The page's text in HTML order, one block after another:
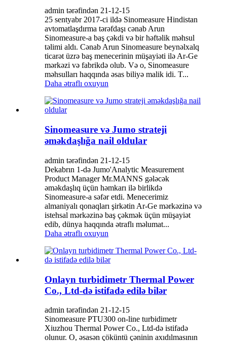
admin tərəfindən 21-12-15
25 sentyabr 2017-ci ildə Sinomeasure Hindistan
avtomatlaşdırma tərəfdaşı cənab Arun
Sinomeasure-a baş çəkdi və bir həftəlik məhsul
təlimi aldı. Cənab Arun Sinomeasure beynəlxalq
ticarət üzrə baş menecerinin müşayiəti ilə Ar-Ge
mərkəzi və fabrikdə olub. Və o, Sinomeasure
məhsulları haqqında əsas biliyə malik idi. T...
Daha ətraflı oxuyun
Sinomeasure və Jumo strateji
əməkdaşlığa nail oldular
admin tərəfindən 21-12-15
Dekabrın 1-də Jumo'Analytic Measurement
Product Manager Mr.MANNS gələcək
əməkdaşlıq üçün həmkarı ilə birlikdə
Sinomeasure-a səfər etdi. Menecerimiz
almaniyalı qonaqları şirkətin Ar-Ge mərkəzinə və
istehsal mərkəzinə baş çəkmək üçün müşayiət
edib, dünya haqqında ətraflı məlumat...
Daha ətraflı oxuyun
Onlayn turbidimetr Thermal Power
Co., Ltd-də istifadə edilə bilər
admin tərəfindən 21-12-15
Sinomeasure PTU300 on-line turbidimetr
Xiuzhou Thermal Power Co., Ltd-də istifadə
olunur. O, əsasən çöküntü çəninin axıdılmasının